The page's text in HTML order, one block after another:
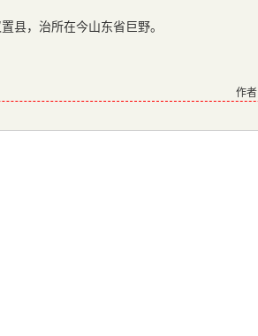
县，治所在今山东省巨野。
作